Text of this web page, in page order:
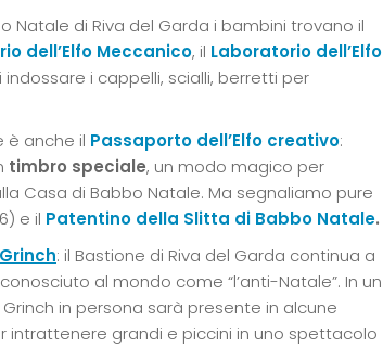
Natale di Riva del Garda i bambini trovano il
dell’Elfo Meccanico, il Laboratorio dell’Elfo
indossare i cappelli, scialli, berretti per
è anche il Passaporto dell’Elfo creativo:
timbro speciale, un modo magico per
Casa di Babbo Natale. Ma segnaliamo pure
e il Patentino della Slitta di Babbo Natale.
: il Bastione di Riva del Garda continua a
al mondo come “l’anti-Natale”. In un
in persona sarà presente in alcune
intrattenere grandi e piccini in uno spettacolo